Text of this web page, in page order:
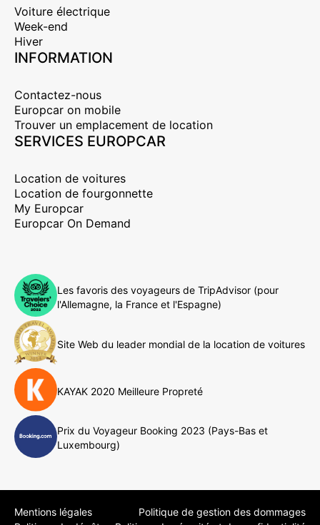
Voiture électrique
Week-end
Hiver
INFORMATION
Contactez-nous
Europcar on mobile
Trouver un emplacement de location
SERVICES EUROPCAR
Location de voitures
Location de fourgonnette
My Europcar
Europcar On Demand
Les favoris des voyageurs de TripAdvisor (pour
l'Allemagne, la France et l'Espagne)
Site Web du leader mondial de la location de voitures
KAYAK 2020 Meilleure Propreté
Prix du Voyageur Booking 2023 (Pays-Bas et
Luxembourg)
Mentions légales
Politique de gestion des dommages